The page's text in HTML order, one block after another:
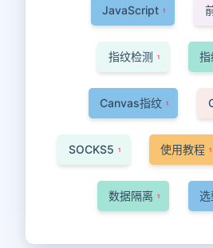
JavaScript 1
指纹检测 1 指
Canvas指纹 1
SOCKS5 1 使用教程 1
数据隔离 1 选